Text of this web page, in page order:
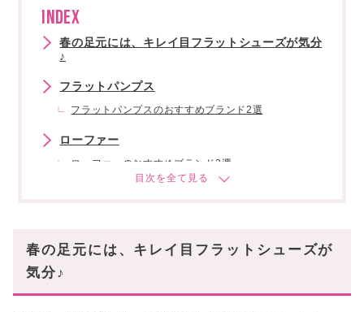
INDEX
春の足元には、キレイ目フラットシューズが気分
♪
フラットパンプス
フラットパンプスのおすすめブランド2選
ローファー
ローファーのおすすめブランド3選
スリッポン
エスパドリーユ
春の足元には、キレイ目フラットシューズが
気分♪